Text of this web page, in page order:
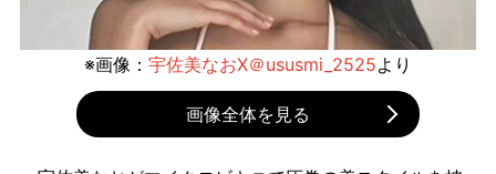
※画像： 宇佐美なおX＠ususmi_2525より
画像全体を見る